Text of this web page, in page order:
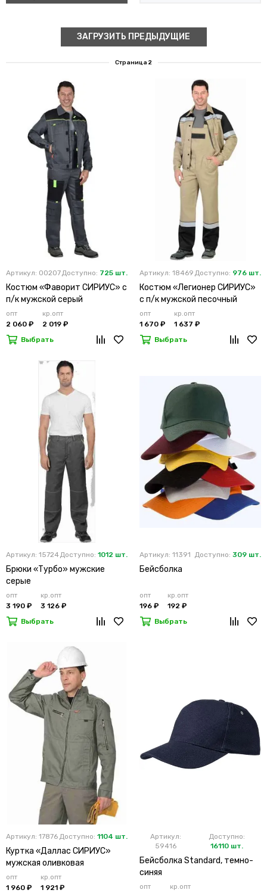
ЗАГРУЗИТЬ ПРЕДЫДУЩИЕ
Страница 2
Артикул: 00207Доступно: 725 шт.
Костюм «Фаворит СИРИУС» с
п/к мужской серый
опт
2 060 ₽
кр.опт
2 019 ₽
Выбрать
Артикул: 18469 Доступно: 976 шт.
Костюм «Легионер СИРИУС»
с п/к мужской песочный
опт
1 670 ₽
кр.опт
1 637 ₽
Выбрать
Артикул: 15724Доступно: 1012 шт.
Брюки «Турбо» мужские
серые
опт
3 190 ₽
кр.опт
3 126 ₽
Выбрать
Артикул: 11391 Доступно: 309 шт.
Бейсболка
опт
196 ₽
кр.опт
192 ₽
Выбрать
Артикул: 17876 Доступно: 1104 шт.
Куртка «Даллас СИРИУС»
мужская оливковая
опт
1 960 ₽
кр.опт
1 921 ₽
Артикул:
59416
Доступно:
16110 шт.
Бейсболка Standard, темно-
синяя
опт кр.опт